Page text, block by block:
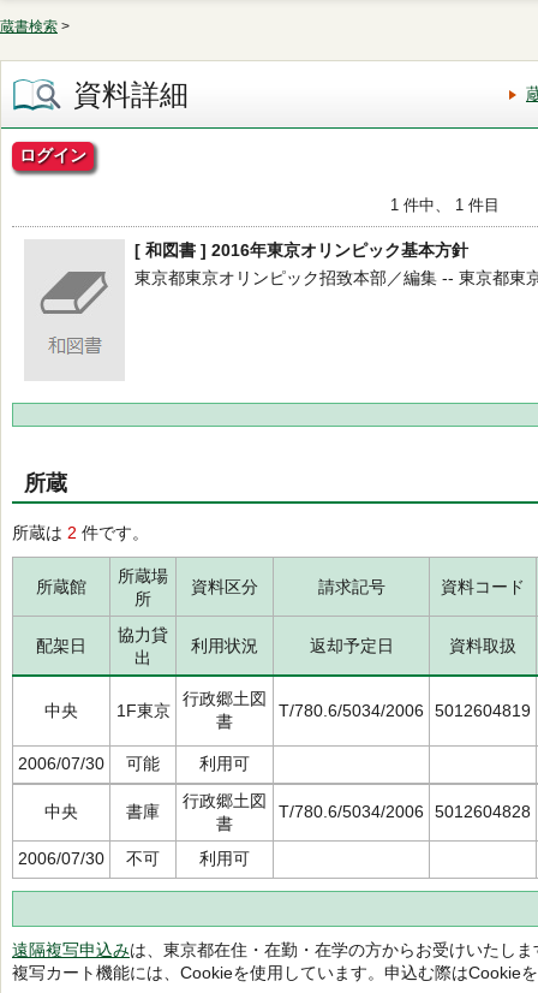
蔵書検索 >
資料詳細
ログイン
1 件中、 1 件目
[ 和図書 ] 2016年東京オリンピック基本方針
東京都東京オリンピック招致本部／編集 -- 東京都東
所蔵
所蔵は 2 件です。
所蔵館
所蔵場
所
資料区分 請求記号 資料コード
配架日
協力貸
出
利用状況 返却予定日 資料取扱
中央 1F東京
行政郷土図
書
T/780.6/5034/2006 5012604819
2006/07/30 可能 利用可
中央 書庫
行政郷土図
書
T/780.6/5034/2006 5012604828
2006/07/30 不可 利用可
遠隔複写申込みは、東京都在住・在勤・在学の方からお受けいたしま
複写カート機能には、Cookieを使用しています。申込む際はCookie